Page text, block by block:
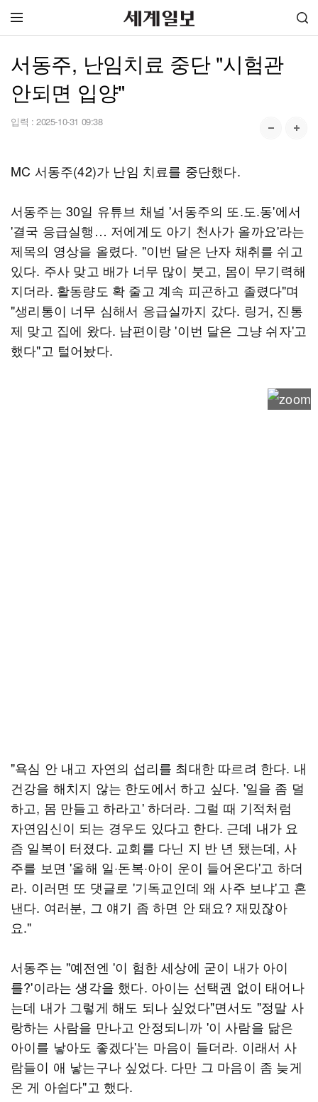
서동주, 난임치료 중단 "시험관
안되면 입양"
입력 : 2025-10-31 09:38
MC 서동주(42)가 난임 치료를 중단했다.
서동주는 30일 유튜브 채널 '서동주의 또.도.동'에서
'결국 응급실행… 저에게도 아기 천사가 올까요'라는
제목의 영상을 올렸다. "이번 달은 난자 채취를 쉬고
있다. 주사 맞고 배가 너무 많이 붓고, 몸이 무기력해
지더라. 활동량도 확 줄고 계속 피곤하고 졸렸다"며
"생리통이 너무 심해서 응급실까지 갔다. 링거, 진통
제 맞고 집에 왔다. 남편이랑 '이번 달은 그냥 쉬자'고
했다"고 털어놨다.
"욕심 안 내고 자연의 섭리를 최대한 따르려 한다. 내
건강을 해치지 않는 한도에서 하고 싶다. '일을 좀 덜
하고, 몸 만들고 하라고' 하더라. 그럴 때 기적처럼
자연임신이 되는 경우도 있다고 한다. 근데 내가 요
즘 일복이 터졌다. 교회를 다닌 지 반 년 됐는데, 사
주를 보면 '올해 일·돈복·아이 운이 들어온다'고 하더
라. 이러면 또 댓글로 '기독교인데 왜 사주 보냐'고 혼
낸다. 여러분, 그 얘기 좀 하면 안 돼요? 재밌잖아
요."
서동주는 "예전엔 '이 험한 세상에 굳이 내가 아이
를?'이라는 생각을 했다. 아이는 선택권 없이 태어나
는데 내가 그렇게 해도 되나 싶었다"면서도 "정말 사
랑하는 사람을 만나고 안정되니까 '이 사람을 닮은
아이를 낳아도 좋겠다'는 마음이 들더라. 이래서 사
람들이 애 낳는구나 싶었다. 다만 그 마음이 좀 늦게
온 게 아쉽다"고 했다.